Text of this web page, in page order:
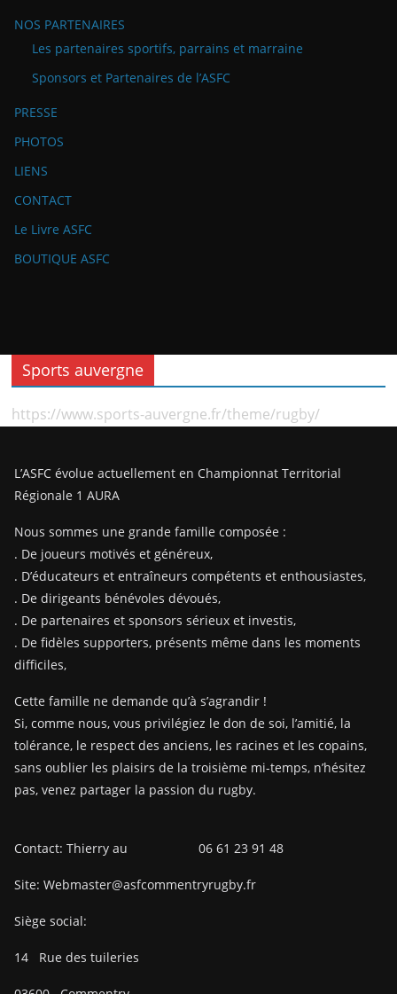
NOS PARTENAIRES
Les partenaires sportifs, parrains et marraine
Sponsors et Partenaires de l’ASFC
PRESSE
PHOTOS
LIENS
CONTACT
Le Livre ASFC
BOUTIQUE ASFC
Sports auvergne
https://www.sports-auvergne.fr/theme/rugby/
L’ASFC évolue actuellement en Championnat Territorial
Régionale 1 AURA
Nous sommes une grande famille composée :
. De joueurs motivés et généreux,
. D’éducateurs et entraîneurs compétents et enthousiastes,
. De dirigeants bénévoles dévoués,
. De partenaires et sponsors sérieux et investis,
. De fidèles supporters, présents même dans les moments
difficiles,
Cette famille ne demande qu’à s’agrandir !
Si, comme nous, vous privilégiez le don de soi, l’amitié, la
tolérance, le respect des anciens, les racines et les copains,
sans oublier les plaisirs de la troisième mi-temps, n’hésitez
pas, venez partager la passion du rugby.
Contact: Thierry au 06 61 23 91 48
Site: Webmaster@asfcommentryrugby.fr
Siège social:
14 Rue des tuileries